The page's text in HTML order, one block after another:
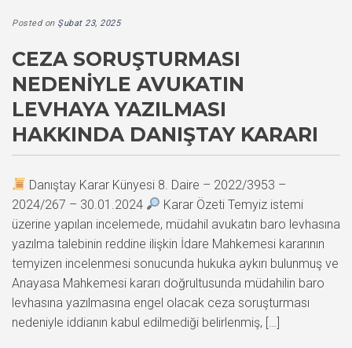
Posted on Şubat 23, 2025
CEZA SORUŞTURMASI
NEDENIYLE AVUKATIN
LEVHAYA YAZILMASI
HAKKINDA DANIŞTAY KARARI
Danıştay Karar Künyesi 8. Daire – 2022/3953 –
2024/267 – 30.01.2024
Karar Özeti Temyiz istemi
üzerine yapılan incelemede, müdahil avukatın baro levhasına
yazılma talebinin reddine ilişkin İdare Mahkemesi kararının
temyizen incelenmesi sonucunda hukuka aykırı bulunmuş ve
Anayasa Mahkemesi kararı doğrultusunda müdahilin baro
levhasına yazılmasına engel olacak ceza soruşturması
nedeniyle iddianın kabul edilmediği belirlenmiş, […]